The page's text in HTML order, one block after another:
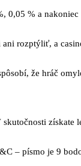
0,05 % a nakoniec
ani rozptýliť, a
že hráč
získate
– písmo je 9